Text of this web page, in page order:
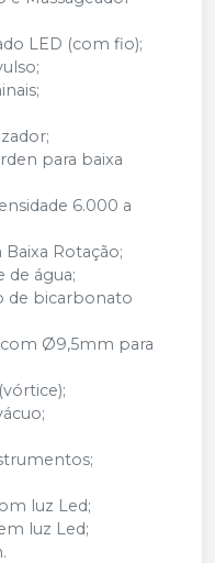
LED (com fio);
para baixa
6.000 a
Rotação;
de água;
de bicarbonato
Ø9,5mm para
luz Led;
luz Led;